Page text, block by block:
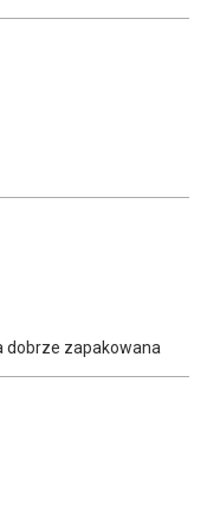
dobrze zapakowana